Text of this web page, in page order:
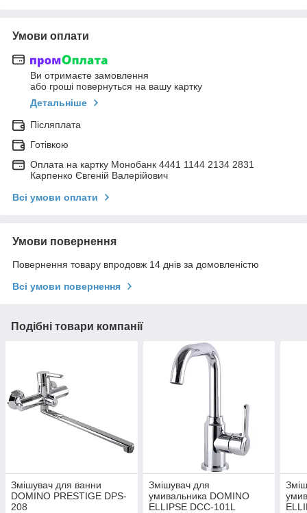
Умови оплати
Ви отримаєте замовлення
або гроші повернуться на вашу картку
Детальніше
Післяплата
Готівкою
Оплата на картку Монобанк 4441 1144 2134 2831
Карпенко Євгеній Валерійович
Всі умови оплати
Умови повернення
Повернення товару впродовж 14 днів за домовленістю
Всі умови повернення
Подібні товари компанії
Змішувач для ванни
DOMINO PRESTIGE DPS-
208
Змішувач для
умивальника DOMINO
ELLIPSE DCC-101L